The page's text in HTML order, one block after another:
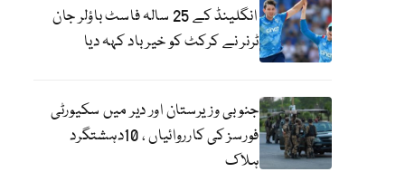
انگلینڈ کے 25 سالہ فاسٹ باؤلر جان
ٹرنر نے کرکٹ کو خیر باد کہہ دیا
جنوبی وزیرستان اور دیر میں سکیورٹی
فورسز کی کارروائیاں ، 10دہشتگرد
ہلاک